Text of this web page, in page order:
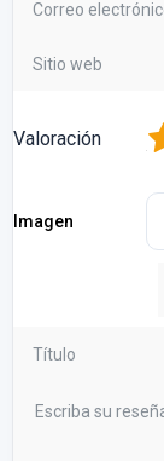
Valoración
Imagen